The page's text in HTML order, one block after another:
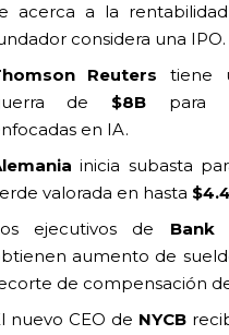
acerca a la
considera una IPO.
Reuters tiene
de $8B para
en IA.
inicia subasta
valorada en hasta
ejecutivos de Bank
aumento de
de compensación
nuevo CEO de NYCB